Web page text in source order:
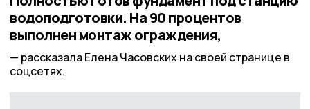
водоподготовки. На 90 процентов
выполнен монтаж ограждения,
рассказала Елена Часовских на своей странице в
соцсетях.